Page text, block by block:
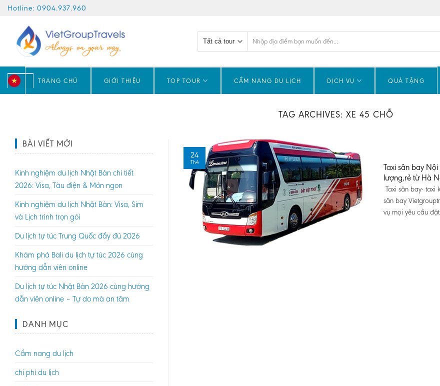
Skip
content
Hotline: 0904.937.960
kiếm:
TRANG CHỦ GIỚI THIỆU TOP TOUR CẨM NANG DU LỊCH DỊCH VỤ QUÀ TẶNG
TAG ARCHIVES: XE 45 CHỖ
BÀI VIẾT MỚI
Kinh nghiệm du lịch Nhật Bản chi tiết
2026: Visa, Tàu điện & Món ngon
Kinh nghiệm du lịch Nhật Bản: Visa, Sim
và Lịch trình trọn gói
Du lịch tự túc Trung Quốc đầy đủ 2026
Khám phá Bali du lịch tự túc 2026 cùng
hướng dẫn viên online
Du lịch tự túc Nhật Bản 2026 cùng hướng
dẫn viên online – Tự do mà an tâm
DANH MỤC
Cẩm nang du lịch
chi phí du lịch
Taxi sân bay
lượng,rẻ từ Hà
Taxi sân bay- taxi
sân bay
vụ mọi yêu cầu
24
Th4